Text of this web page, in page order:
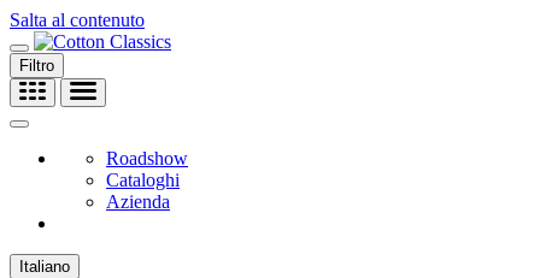
Salta al contenuto
Filtro
Roadshow
Cataloghi
Azienda
Italiano